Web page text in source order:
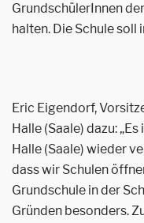
GrundschülerInnen
halten. Die Schule
Eric Eigendorf,
Halle (Saale) dazu:
Halle (Saale) wieder
dass wir Schulen
Grundschule in der
Gründen besonders.